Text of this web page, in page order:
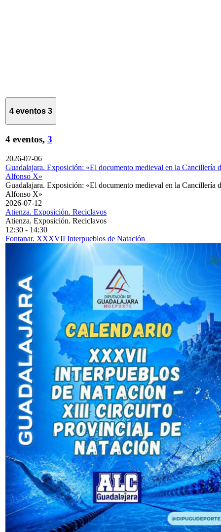
4 eventos 3
4 eventos, 3
2026-07-06
Guadalajara. Exposición: «El documento medieval en la Cancillería
Alfonso X»
Guadalajara. Exposición: «El documento medieval en la Cancillería
Alfonso X»
2026-07-12
Atienza. Exposición. Reciclavos
Atienza. Exposición. Reciclavos
12:30 - 14:30
Fontanar. XXXVII Interpueblos de Natación